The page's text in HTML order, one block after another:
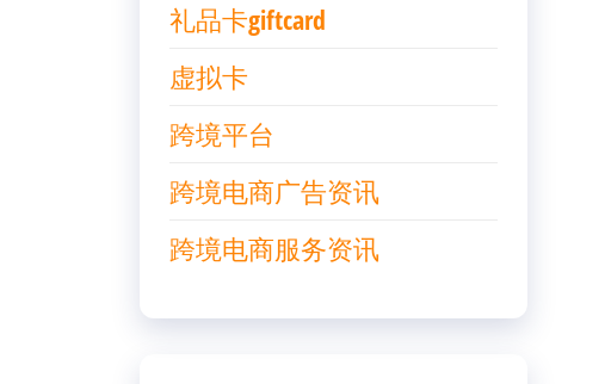
礼品卡giftcard
虚拟卡
跨境平台
跨境电商广告资讯
跨境电商服务资讯